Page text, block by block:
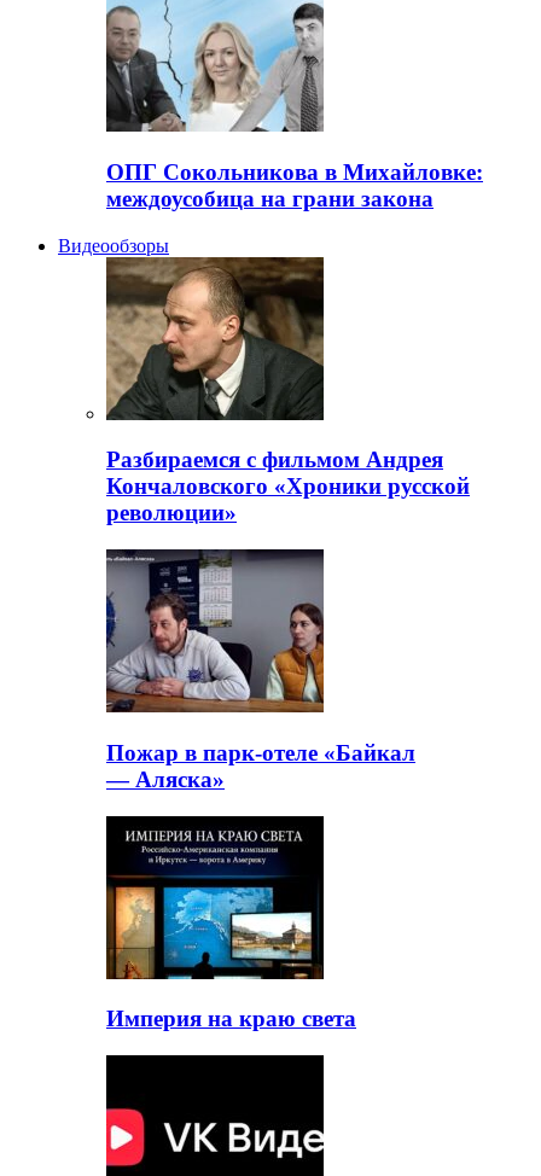
ОПГ Сокольникова в Михайловке:
междоусобица на грани закона
Видеообзоры
Разбираемся с фильмом Андрея
Кончаловского «Хроники русской
революции»
Пожар в парк-отеле «Байкал
— Аляска»
Империя на краю света